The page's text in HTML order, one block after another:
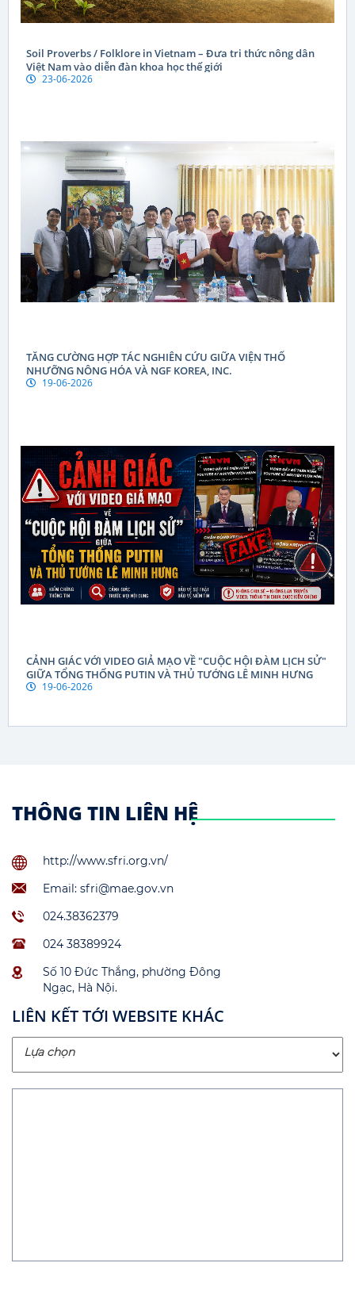
Soil Proverbs / Folklore in Vietnam – Đưa tri thức nông dân
Việt Nam vào diễn đàn khoa học thế giới
23-06-2026
TĂNG CƯỜNG HỢP TÁC NGHIÊN CỨU GIỮA VIỆN THỔ
NHƯỠNG NÔNG HÓA VÀ NGF KOREA, INC.
19-06-2026
CẢNH GIÁC VỚI VIDEO GIẢ MẠO VỀ "CUỘC HỘI ĐÀM LỊCH SỬ"
GIỮA TỔNG THỐNG PUTIN VÀ THỦ TƯỚNG LÊ MINH HƯNG
19-06-2026
THÔNG TIN LIÊN HỆ
http://www.sfri.org.vn/
Email: sfri@mae.gov.vn
024.38362379
024 38389924
Số 10 Đức Thắng, phường Đông
Ngạc, Hà Nội.
LIÊN KẾT TỚI WEBSITE KHÁC